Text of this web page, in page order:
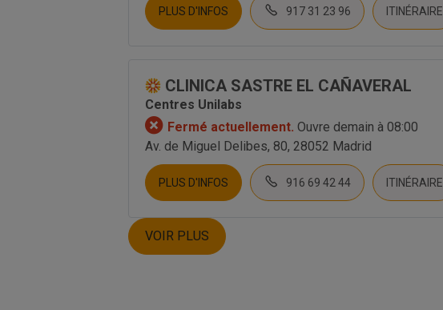
PLUS D'INFOS 917 31 23 96 ITINÉRAIRE
CLINICA SASTRE EL CAÑAVERAL
Centres Unilabs
Fermé actuellement. Ouvre demain à 08:00
Av. de Miguel Delibes, 80, 28052 Madrid
PLUS D'INFOS 916 69 42 44 ITINÉRAIRE
VOIR PLUS